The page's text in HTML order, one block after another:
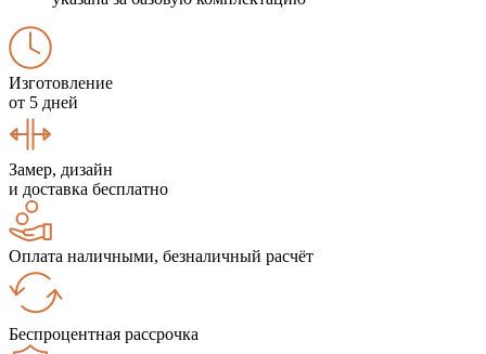
Изготовление
от 5 дней
Замер, дизайн
и доставка бесплатно
Оплата наличными, безналичный расчёт
Беспроцентная рассрочка